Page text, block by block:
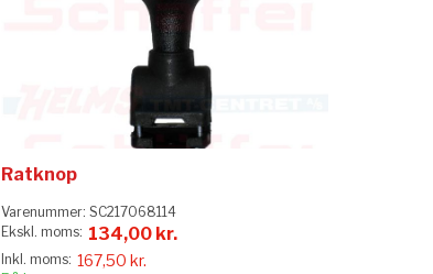
167,50 kr.
134,00 kr.
Ratknop
Varenummer: SC217068114